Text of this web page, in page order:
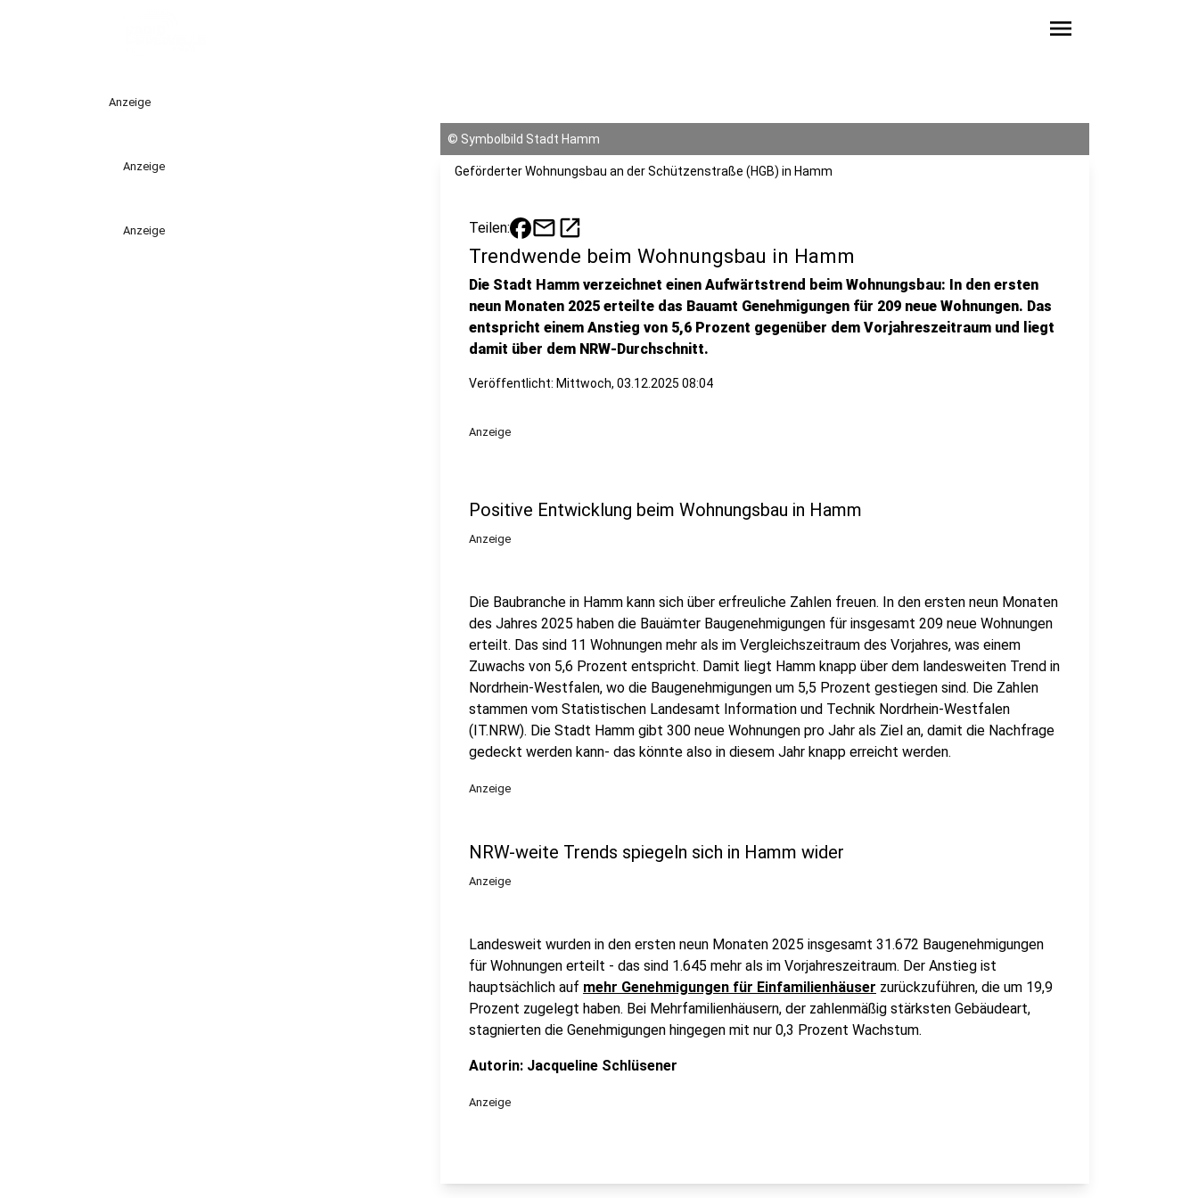
menu
Anzeige
Anzeige
Anzeige
© Symbolbild Stadt Hamm
Geförderter Wohnungsbau an der Schützenstraße (HGB) in Hamm
Teilen: mailopen_in_new
Trendwende beim Wohnungsbau in Hamm
Die Stadt Hamm verzeichnet einen Aufwärtstrend beim Wohnungsbau: In den ersten
neun Monaten 2025 erteilte das Bauamt Genehmigungen für 209 neue Wohnungen. Das
entspricht einem Anstieg von 5,6 Prozent gegenüber dem Vorjahreszeitraum und liegt
damit über dem NRW-Durchschnitt.
Veröffentlicht: Mittwoch, 03.12.2025 08:04
Anzeige
Positive Entwicklung beim Wohnungsbau in Hamm
Anzeige
Die Baubranche in Hamm kann sich über erfreuliche Zahlen freuen. In den ersten neun Monaten
des Jahres 2025 haben die Bauämter Baugenehmigungen für insgesamt 209 neue Wohnungen
erteilt. Das sind 11 Wohnungen mehr als im Vergleichszeitraum des Vorjahres, was einem
Zuwachs von 5,6 Prozent entspricht. Damit liegt Hamm knapp über dem landesweiten Trend in
Nordrhein-Westfalen, wo die Baugenehmigungen um 5,5 Prozent gestiegen sind. Die Zahlen
stammen vom Statistischen Landesamt Information und Technik Nordrhein-Westfalen
(IT.NRW). Die Stadt Hamm gibt 300 neue Wohnungen pro Jahr als Ziel an, damit die Nachfrage
gedeckt werden kann- das könnte also in diesem Jahr knapp erreicht werden.
Anzeige
NRW-weite Trends spiegeln sich in Hamm wider
Anzeige
Landesweit wurden in den ersten neun Monaten 2025 insgesamt 31.672 Baugenehmigungen
für Wohnungen erteilt - das sind 1.645 mehr als im Vorjahreszeitraum. Der Anstieg ist
hauptsächlich auf mehr Genehmigungen für Einfamilienhäuser zurückzuführen, die um 19,9
Prozent zugelegt haben. Bei Mehrfamilienhäusern, der zahlenmäßig stärksten Gebäudeart,
stagnierten die Genehmigungen hingegen mit nur 0,3 Prozent Wachstum.
Autorin: Jacqueline Schlüsener
Anzeige